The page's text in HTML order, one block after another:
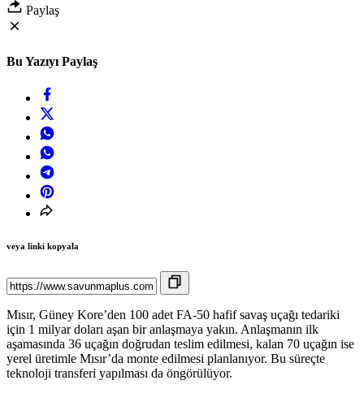
Paylaş
Bu Yazıyı Paylaş
veya linki kopyala
Mısır, Güney Kore’den 100 adet FA-50 hafif savaş uçağı tedariki
için 1 milyar doları aşan bir anlaşmaya yakın. Anlaşmanın ilk
aşamasında 36 uçağın doğrudan teslim edilmesi, kalan 70 uçağın ise
yerel üretimle Mısır’da monte edilmesi planlanıyor. Bu süreçte
teknoloji transferi yapılması da öngörülüyor.